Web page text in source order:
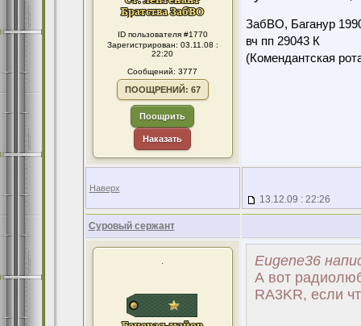
ID пользователя #1770
Зарегистрирован: 03.11.08 :
22:20
Сообщений: 3777
ПООЩРЕНИЙ: 67
Поощрить
Наказать
ЗабВО, Баганур
вч пп 29043 К
(Комендантская
Наверх
13.12.09 : 22:26
Суровый сержант
.
Eugene36
А вот
RA3KR, если